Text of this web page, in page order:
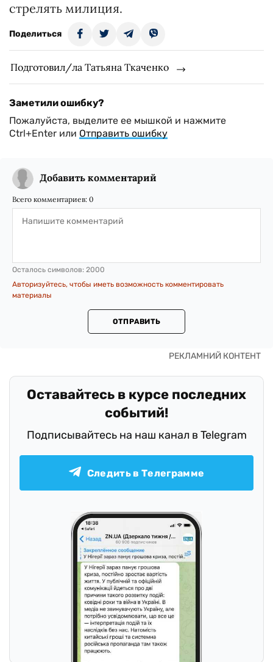
стрелять милиция.
Поделиться
Подготовил/ла Татьяна Ткаченко
Заметили ошибку?
Пожалуйста, выделите ее мышкой и нажмите
Ctrl+Enter или Отправить ошибку
Добавить комментарий
Всего комментариев: 0
Осталось символов: 2000
Авторизуйтесь, чтобы иметь возможность комментировать
материалы
ОТПРАВИТЬ
Оставайтесь в курсе последних
событий!
Подписывайтесь на наш канал в Telegram
Следить в Телеграмме